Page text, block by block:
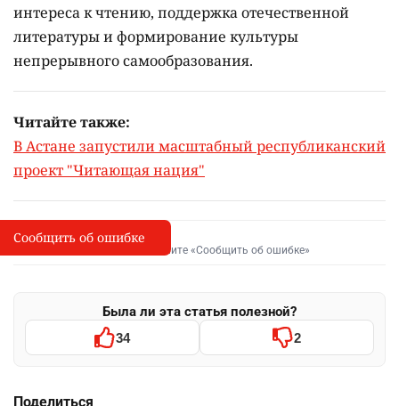
интереса к чтению, поддержка отечественной
литературы и формирование культуры
непрерывного самообразования.
Читайте также:
В Астане запустили масштабный республиканский
проект "Читающая нация"
I
Сообщить об опечатке
Выделите фрагмент и нажмите «Сообщить об ошибке»
Была ли эта статья полезной?
34 2
Поделиться
Сообщить об ошибке